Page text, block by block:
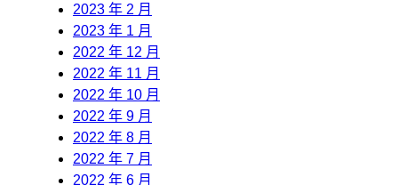
2023 年 2 月
2023 年 1 月
2022 年 12 月
2022 年 11 月
2022 年 10 月
2022 年 9 月
2022 年 8 月
2022 年 7 月
2022 年 6 月